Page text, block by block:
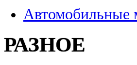
Автомобильные
РАЗНОЕ